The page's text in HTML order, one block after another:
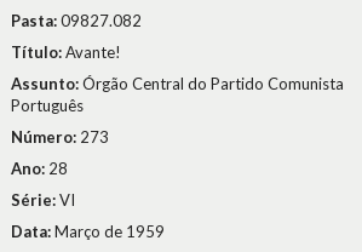
Pasta:09827.082
Título:Avante!
Assunto:Órgão Central do Partido Comunista
Português
Número: 273
Ano: 28
Série:VI
Data:Março de 1959